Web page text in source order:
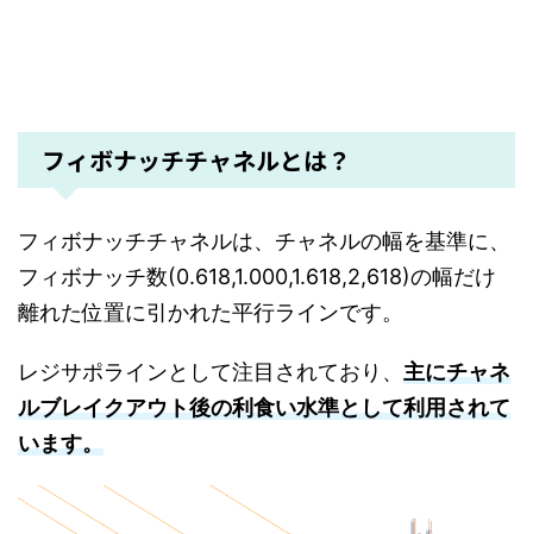
フィボナッチチャネルとは？
フィボナッチチャネルは、チャネルの幅を基準に、
フィボナッチ数(0.618,1.000,1.618,2,618)の幅だけ
離れた位置に引かれた平行ラインです。
レジサポラインとして注目されており、 主にチャネ
ルブレイクアウト後の利食い水準として利用されて
います。